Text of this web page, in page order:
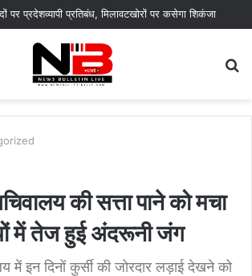
पर प्रदेशव्यापी प्रतिबंध, मिलावटखोरों पर कसेगा शिकंजा
की सत्ता पाने को मचा
में तेज हुई अंदरूनी जंग
में इन दिनों कुर्सी की जोरदार लड़ाई देखने को